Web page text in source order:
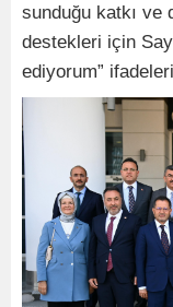
sunduğu katkı ve
destekleri için
ediyorum”